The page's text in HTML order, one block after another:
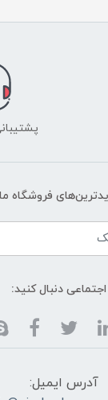
پشتیبانی ۲۴
فروشگاه
دنبال کنید:
آدرس ایمیل: